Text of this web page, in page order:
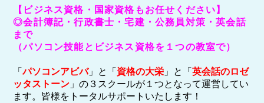
【ビジネス資格・国家資格もお任せください】
◎会計簿記・行政書士・宅建・公務員対策・英会話
まで
（パソコン技能とビジネス資格を１つの教室で）
「パソコンアビバ」と「資格の大栄 」と「英会話のロゼ
ッタストーン 」の３スクールが１つとなって運営してい
ます。皆様をトータルサポートいたします！